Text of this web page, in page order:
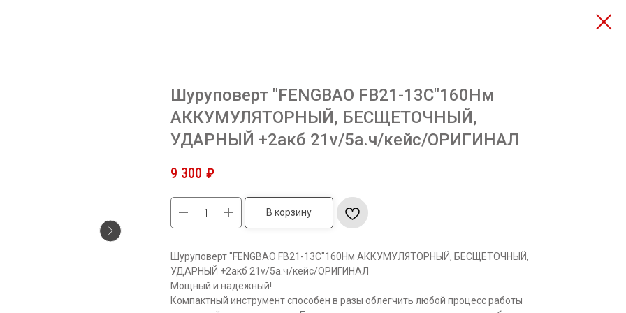
Шуруповерт "FENGBAO FB21-13C"160Нм
АККУМУЛЯТОРНЫЙ, БЕСЩЕТОЧНЫЙ,
УДАРНЫЙ +2акб 21v/5а.ч/кейс/ОРИГИНАЛ
9 300 ₽
В корзину
Шуруповерт "FENGBAO FB21-13C"160Нм АККУМУЛЯТОРНЫЙ, БЕСЩЕТОЧНЫЙ,
УДАРНЫЙ +2акб 21v/5а.ч/кейс/ОРИГИНАЛ
Мощный и надёжный!
Компактный инструмент способен в разы облегчить любой процесс работы